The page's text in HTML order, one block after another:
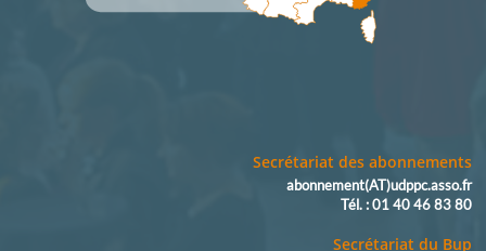
Secrétariat des abonnements
abonnement(AT)udppc.asso.fr
Tél. : 01 40 46 83 80
Secrétariat du Bup